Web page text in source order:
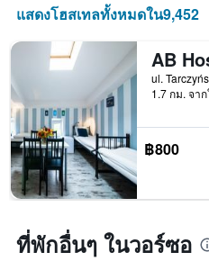
X
1
แกน
แสดง
จำนวน
ก่อน
การ
เข้า
พัก
แผนภูมิ
มี
1
แสดงโฮสเทลทั้งหมดใน9,452
AB
1.7 กม. จา
฿800
ที่พักอื่นๆ ในวอร์ซอ